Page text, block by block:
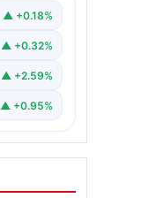
▲ +0.18%
▲ +0.32%
▲ +2.59%
▲ +0.95%